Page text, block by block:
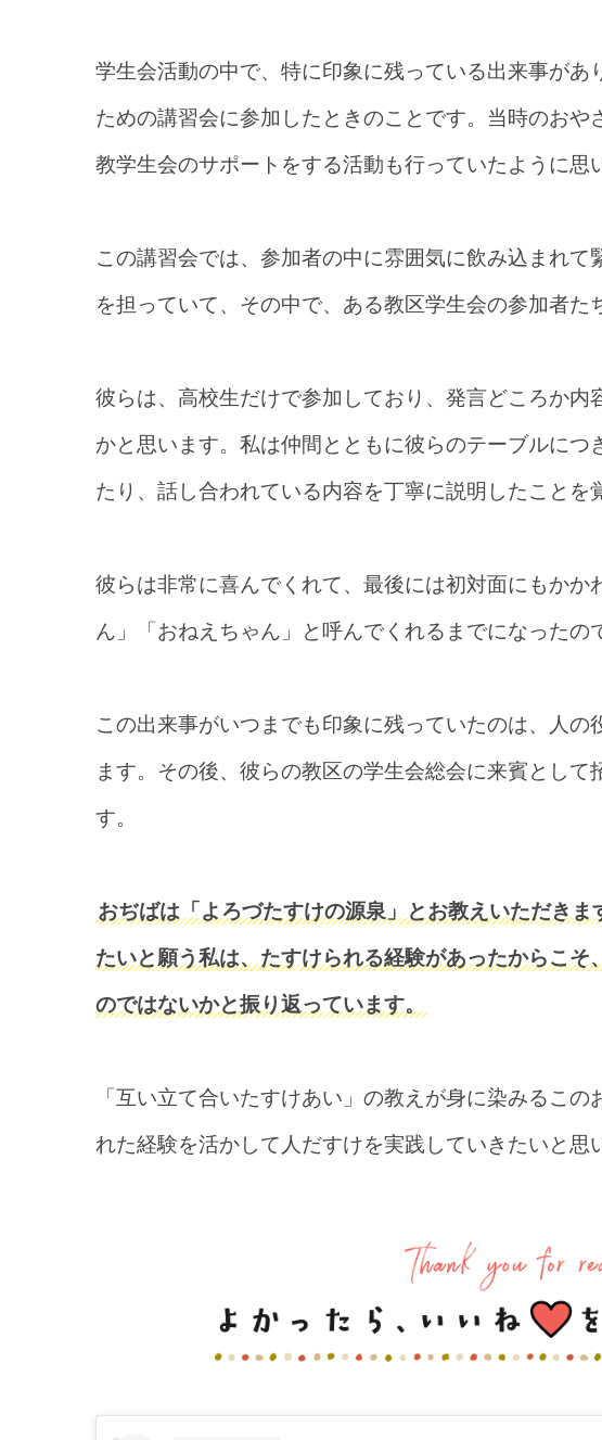
学生会活動の中で、特に印象に残っている出来事があ
ための講習会に参加したときのことです。当時のお
教学生会のサポートをする活動も行っていたように思
この講習会では、参加者の中に雰囲気に飲み込まれて
を担っていて、その中で、ある教区学生会の参加者た
彼らは、高校生だけで参加しており、発言どころか
かと思います。私は仲間とともに彼らのテーブルにつ
たり、話し合われている内容を丁寧に説明したことを
彼らは非常に喜んでくれて、最後には初対面にもかか
ん」「おねえちゃん」と呼んでくれるまでになったの
この出来事がいつまでも印象に残っていたのは、人
ます。その後、彼らの教区の学生会総会に来賓とし
す。
おぢばは「よろづたすけの源泉」とお教えいただき
たいと願う私は、たすけられる経験があったからこ
のではないかと振り返っています。
「互い立て合いたすけあい」の教えが身に染みるこ
れた経験を活かして人だすけを実践していきたいと思